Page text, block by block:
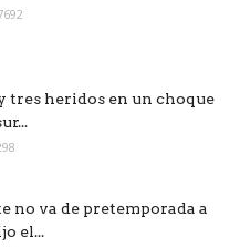
tres heridos en un choque
no va de pretemporada a
el...